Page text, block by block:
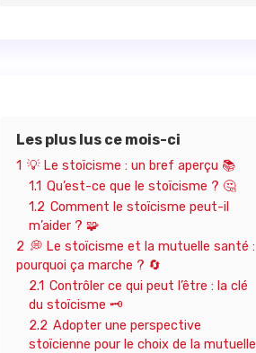
Les plus lus ce mois-ci
1 💡 Le stoïcisme : un bref aperçu 📚
1.1 Qu’est-ce que le stoïcisme ? 🤔
1.2 Comment le stoïcisme peut-il
m’aider ? 🧩
2 💭 Le stoïcisme et la mutuelle santé :
pourquoi ça marche ? 🔄
2.1 Contrôler ce qui peut l’être : la clé
du stoïcisme 🗝️
2.2 Adopter une perspective
stoïcienne pour le choix de la mutuelle